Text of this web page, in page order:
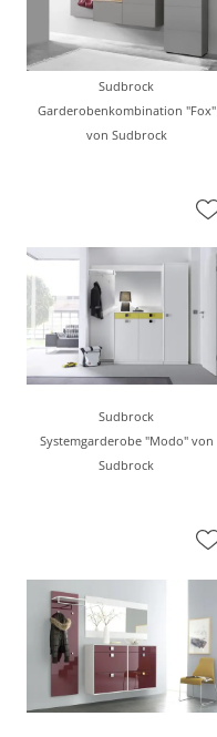
Sudbrock
Garderobenkombination "Fox"
von Sudbrock
Sudbrock
Systemgarderobe "Modo" von
Sudbrock